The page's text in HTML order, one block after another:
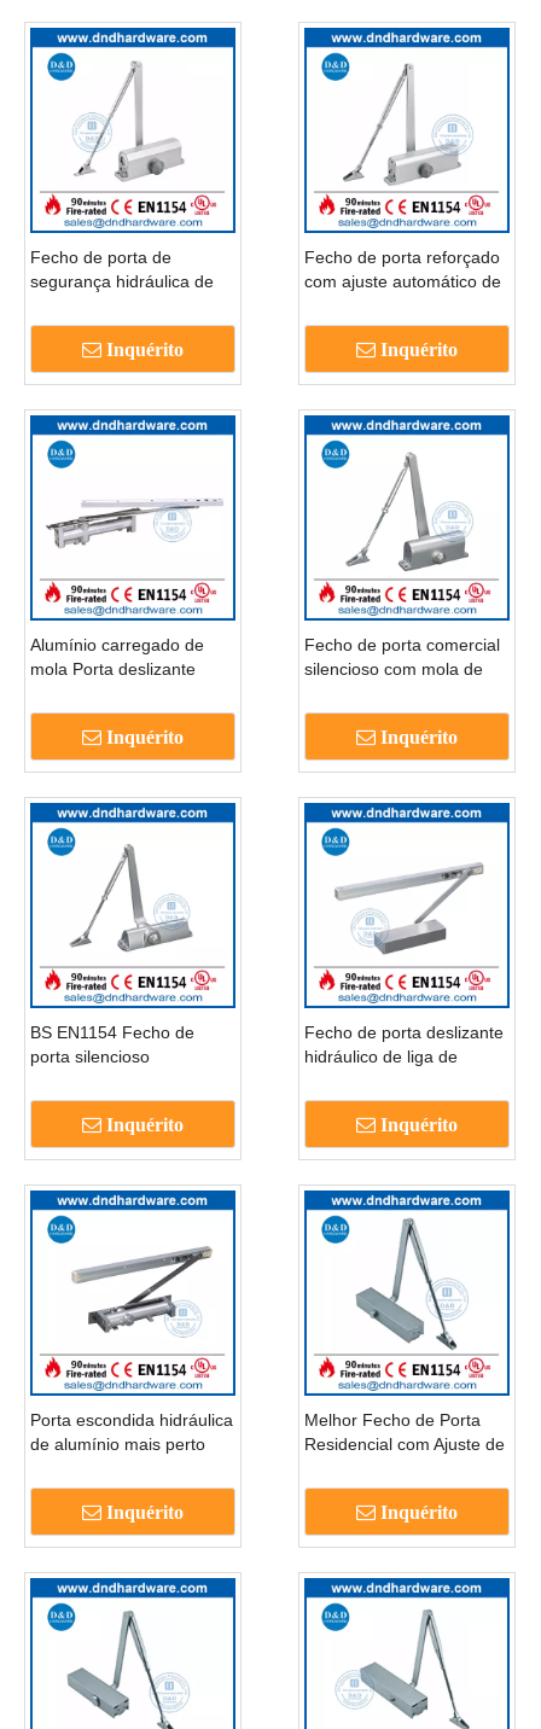
Fecho de porta de
segurança hidráulica de
DDDC003
Inquérito
Fecho de porta reforçado
com ajuste automático de
Inquérito
Alumínio carregado de
mola Porta deslizante
DDDC005
Inquérito
Fecho de porta comercial
silencioso com mola de
DDDC006
Inquérito
BS EN1154 Fecho de
porta silencioso
prova de fogo BS EN1154-
DDDC007Inquérito
Fecho de porta deslizante
hidráulico de liga de
DDDC008
Inquérito
Porta escondida hidráulica
de alumínio mais perto
dddc009
Inquérito
Melhor Fecho de Porta
Residencial com Ajuste de
DDDC010
Inquérito